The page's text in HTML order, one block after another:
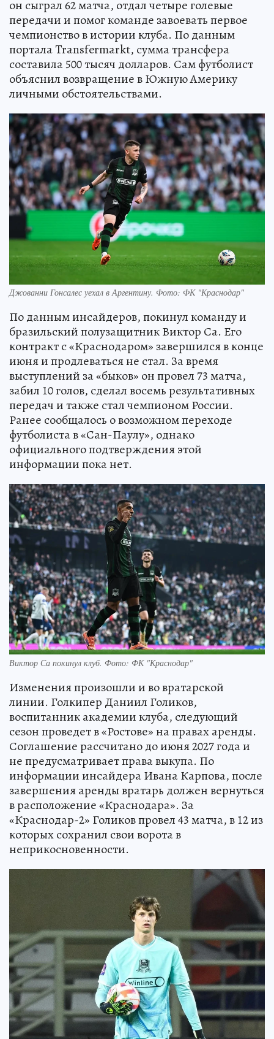
он сыграл 62 матча, отдал четыре голевые
передачи и помог команде завоевать первое
чемпионство в истории клуба. По данным
портала Transfermarkt, сумма трансфера
составила 500 тысяч долларов. Сам футболист
объяснил возвращение в Южную Америку
личными обстоятельствами.
Джованни Гонсалес уехал в Аргентину. Фото: ФК "Краснодар"
По данным инсайдеров, покинул команду и
бразильский полузащитник Виктор Са. Его
контракт с «Краснодаром» завершился в конце
июня и продлеваться не стал. За время
выступлений за «быков» он провел 73 матча,
забил 10 голов, сделал восемь результативных
передач и также стал чемпионом России.
Ранее сообщалось о возможном переходе
футболиста в «Сан-Паулу», однако
официального подтверждения этой
информации пока нет.
Виктор Са покинул клуб. Фото: ФК "Краснодар"
Изменения произошли и во вратарской
линии. Голкипер Даниил Голиков,
воспитанник академии клуба, следующий
сезон проведет в «Ростове» на правах аренды.
Соглашение рассчитано до июня 2027 года и
не предусматривает права выкупа. По
информации инсайдера Ивана Карпова, после
завершения аренды вратарь должен вернуться
в расположение «Краснодара». За
«Краснодар-2» Голиков провел 43 матча, в 12 из
которых сохранил свои ворота в
неприкосновенности.